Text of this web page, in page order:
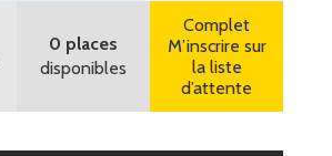
0 places
disponibles
Complet
M’inscrire sur
la liste
d’attente